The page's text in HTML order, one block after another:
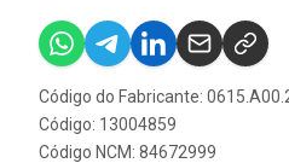
Código do Fabricante:
Código: 13004859
Código NCM: 84672999